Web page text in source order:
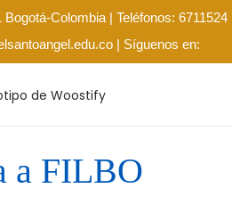
Colombia | Teléfonos: 6711524
| Síguenos en:
a FILBO